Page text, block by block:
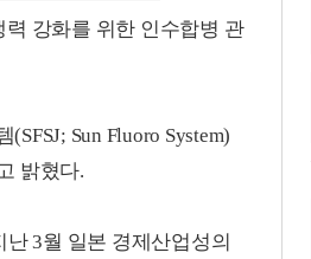
강화를 위한 인수합병 관
Sun Fluoro System)
밝혔다.
3월 일본 경제산업성의